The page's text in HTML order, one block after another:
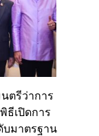
ตรีว่าการ
ธีเปิดการ
บมาตรฐาน